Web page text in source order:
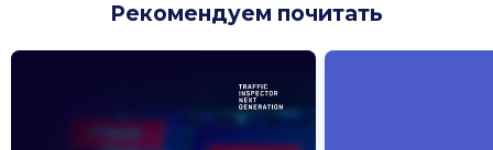
Рекомендуем почитать